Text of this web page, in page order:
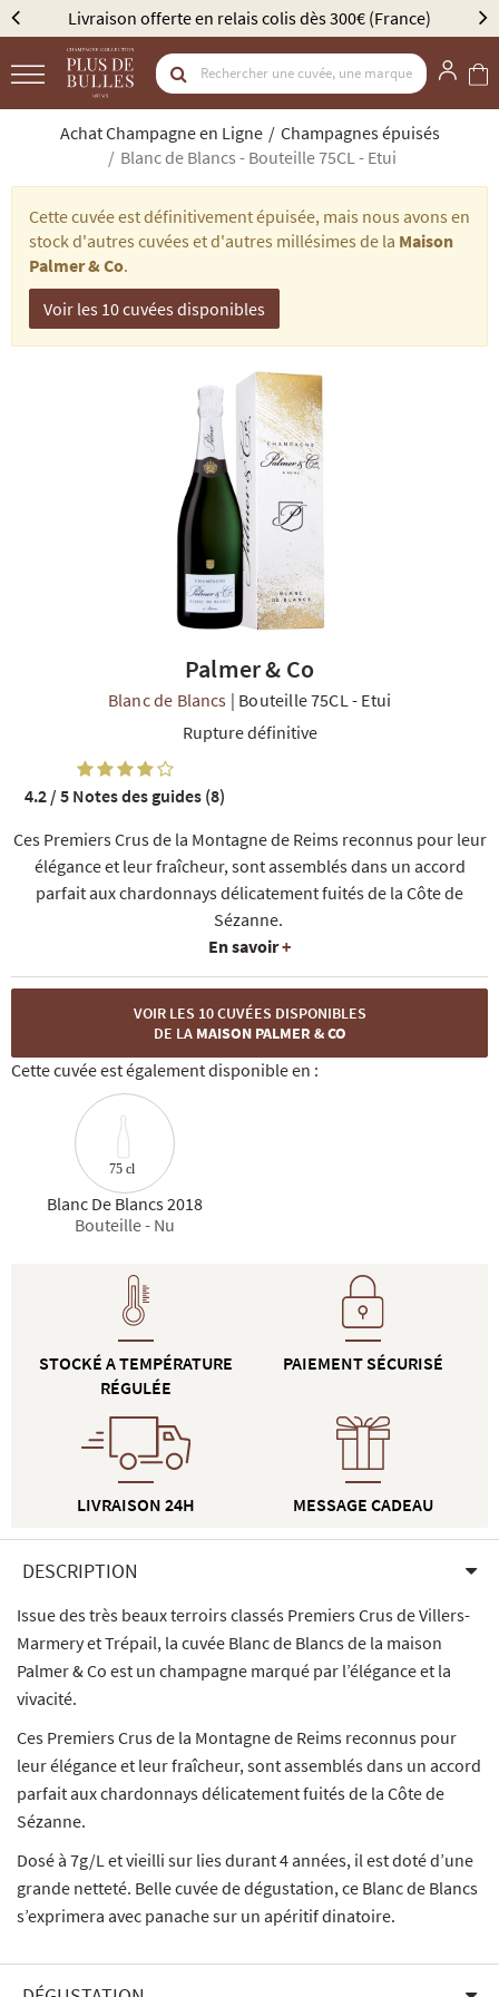
NOS COFFRETS DÉCOUVERTES NOS MEILLEURES VENTES
(France) Élu Meilleur Caviste Champagne par
Achat Champagne en Ligne
Champagnes épuisés
Blanc de Blancs - Bouteille 75CL - Etui
Cette cuvée est définitivement épuisée, mais nous avons en
stock d'autres cuvées et d'autres millésimes de la Maison
Palmer & Co.
Voir les 10 cuvées disponibles
Palmer & Co
Blanc de Blancs | Bouteille 75CL- Etui
Rupture définitive
Ces Premiers Crus de la Montagne de Reims reconnus pour leur
élégance et leur fraîcheur, sont assemblés dans un accord
parfait aux chardonnays délicatement fuités de la Côte de
Sézanne.
En savoir+
4.2 / 5 Notes des guides (8)
VOIR LES 10 CUVÉES DISPONIBLES
DE LA MAISON PALMER & CO
Cette cuvée est également disponible en :
75 cl
Blanc De Blancs 2018
Bouteille - Nu
STOCKÉ A TEMPÉRATURE
RÉGULÉE
LIVRAISON 24H
PAIEMENT SÉCURISÉ
MESSAGE CADEAU
DESCRIPTION
Issue des très beaux terroirs classés Premiers Crus de Villers-
Marmery et Trépail, la cuvée Blanc de Blancs de la maison
Palmer & Co est un champagne marqué par l’élégance et la
vivacité.
Ces Premiers Crus de la Montagne de Reims reconnus pour
leur élégance et leur fraîcheur, sont assemblés dans un accord
parfait aux chardonnays délicatement fuités de la Côte de
Sézanne.
Dosé à 7g/L et vieilli sur lies durant 4 années, il est doté d’une
grande netteté. Belle cuvée de dégustation, ce Blanc de Blancs
s’exprimera avec panache sur un apéritif dinatoire.